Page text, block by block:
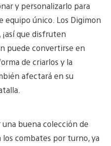
y personalizarlo para
equipo único. Los Digimon
que disfruten
puede convertirse en
de criarlos y la
afectará en su
buena colección de
combates por turno, ya